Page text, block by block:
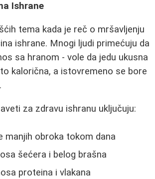
Ishrane
tema kada je reč o mršavljenju
ishrane. Mnogi ljudi primećuju da
sa hranom - vole da jedu ukusna
kalorična, a istovremeno se bore
za zdravu ishranu uključuju:
manjih obroka tokom dana
šećera i belog brašna
proteina i vlakana